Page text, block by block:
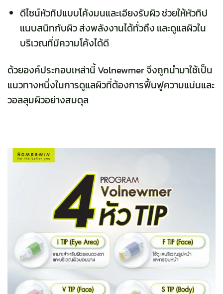
ดีไซน์หัวทิปแบบโค้งมนและเอียงรับผิว ช่วยให้หัวทิป
แนบสนิทกับผิว ส่งพลังงานได้ทั่วถึง และดูแลผิวใน
บริเวณที่มีความโค้งได้ดี
ด้วยองค์ประกอบเหล่านี้ Volnewmerจึงถูกนำมาใช้เป็น
แนวทางหนึ่งในการดูแลผิวที่ต้องการฟื้นฟูความแน่นและ
วอลลุมผิวอย่างสมดุล